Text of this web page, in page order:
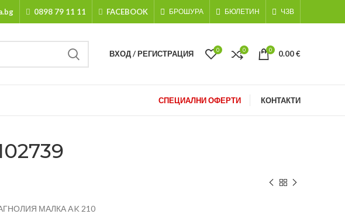
0898 79 11 11 FACEBOOK БРОШУРА БЮЛЕТИН ЧЗВ
ВХОД / РЕГИСТРАЦИЯ 0 0 0 0.00€
СПЕЦИАЛНИ ОФЕРТИ КОНТАКТИ
МАЛКА AK 210